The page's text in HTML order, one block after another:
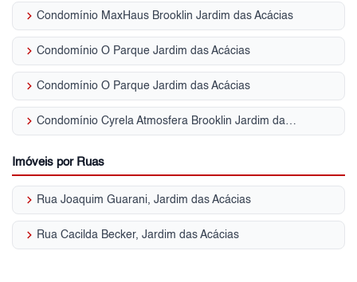
keyboard_arrow_right Condomínio MaxHaus Brooklin Jardim das Acácias
keyboard_arrow_right Condomínio O Parque Jardim das Acácias
keyboard_arrow_right Condomínio O Parque Jardim das Acácias
keyboard_arrow_right Condomínio Cyrela Atmosfera Brooklin Jardim das Acácias
Imóveis por Ruas
keyboard_arrow_right Rua Joaquim Guarani, Jardim das Acácias
keyboard_arrow_right Rua Cacilda Becker, Jardim das Acácias